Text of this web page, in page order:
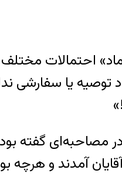
احتمالات
توصیه یا سفارشی
گفته بود
آمدند و هرچه